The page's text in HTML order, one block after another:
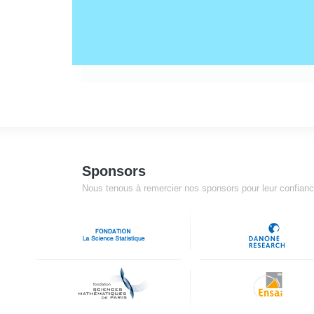
Sponsors
Nous tenous à remercier nos sponsors pour leur